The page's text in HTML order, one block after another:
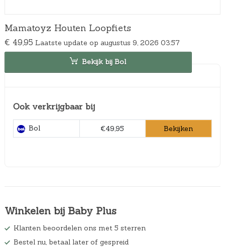
Mamatoyz Houten Loopfiets
€ 49,95 Laatste update op augustus 9, 2026 03:57
Bekijk bij Bol
Ook verkrijgbaar bij
Bol €49,95 Bekijken
Winkelen bij Baby Plus
Klanten beoordelen ons met 5 sterren
Bestel nu, betaal later of gespreid